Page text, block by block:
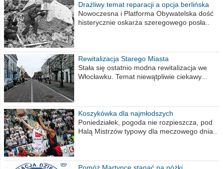
Drażliwy temat reparacji a opcja berlińska
Nowoczesna i Platforma Obywatelska dość
histerycznie oskarża szeregowego posła..
Rewitalizacja Starego Miasta
Stała się ostatnio modna rewitalizacja we
Włocławku. Temat niewątpliwie ciekawy...
Koszykówka dla najmłodszych
Poniedziałek, pogoda nie rozpieszcza, pod
Halą Mistrzów typowy dla meczowego dnia..
Pomóż Martynce stanąć na nóżki